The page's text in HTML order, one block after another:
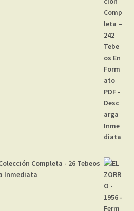
Completa - 26 Tebeos
Inmediata